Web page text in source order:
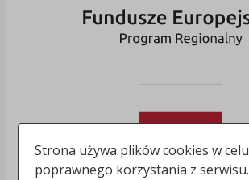
Strona używa plików cookies w celu
poprawnego korzystania z serwisu.